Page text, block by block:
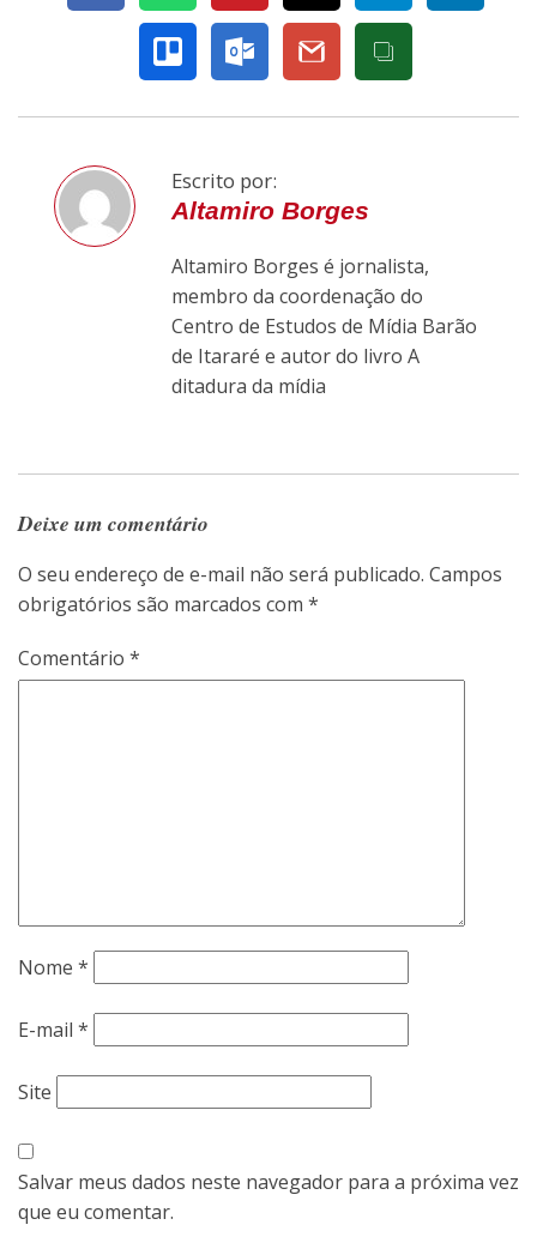
Escrito por:
Altamiro Borges
Altamiro Borges é jornalista,
membro da coordenação do
Centro de Estudos de Mídia Barão
de Itararé e autor do livro A
ditadura da mídia
Deixe um comentário
O seu endereço de e-mail não será publicado. Campos
obrigatórios são marcados com *
Comentário *
Nome *
E-mail *
Site
Salvar meus dados neste navegador para a próxima vez
que eu comentar.